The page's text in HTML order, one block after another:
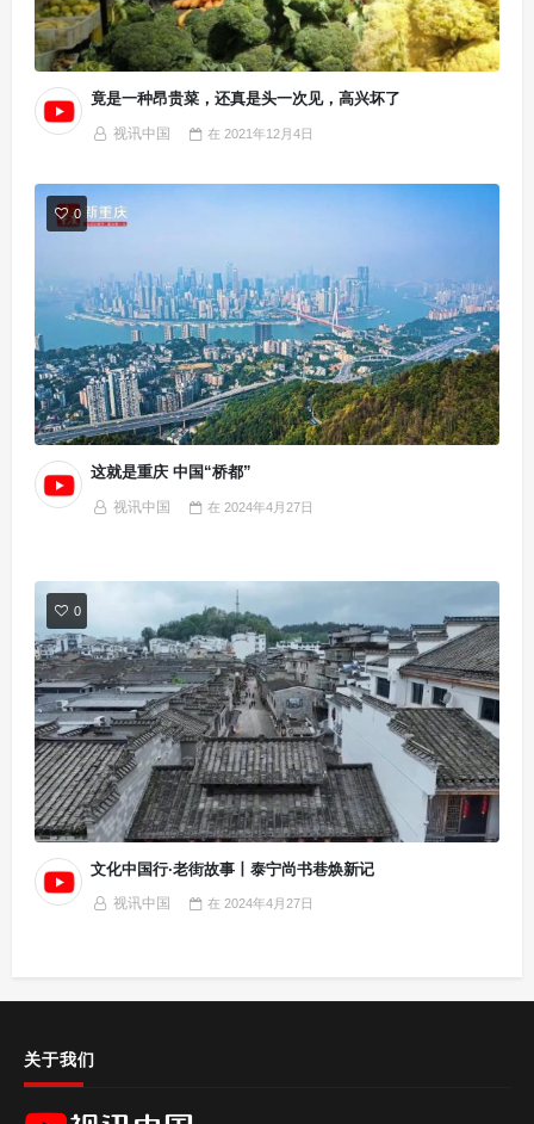
竟是一种昂贵菜，还真是头一次见，高兴坏了
视讯中国 在 2021年12月4日
0
这就是重庆 中国“桥都”
视讯中国 在 2024年4月27日
0
文化中国行·老街故事丨泰宁尚书巷焕新记
视讯中国 在2024年4月27日
关于我们